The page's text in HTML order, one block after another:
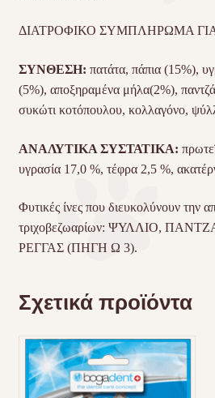
ΔΙΑΤΡΟΦΙΚΟ ΣΥΜΠΛΗΡΩΜΑ
ΣΥΝΘΕΣΗ: πατάτα, πάπια (15%),
(5%), αποξηραμένα μήλα(2%),
συκώτι κοτόπουλου, κολλαγόνο,
ΑΝΑΛΥΤΙΚΑ ΣΥΣΤΑΤΙΚΑ:
υγρασία 17,0 %, τέφρα 2,5 %,
Φυτικές ίνες που διευκολύνουν την
τριχοβεζωαρίων: ΨΥΛΛΙΟ,
ΡΕΓΓΑΣ (ΠΗΓΗ Ω 3).
Σχετικά προϊόντα